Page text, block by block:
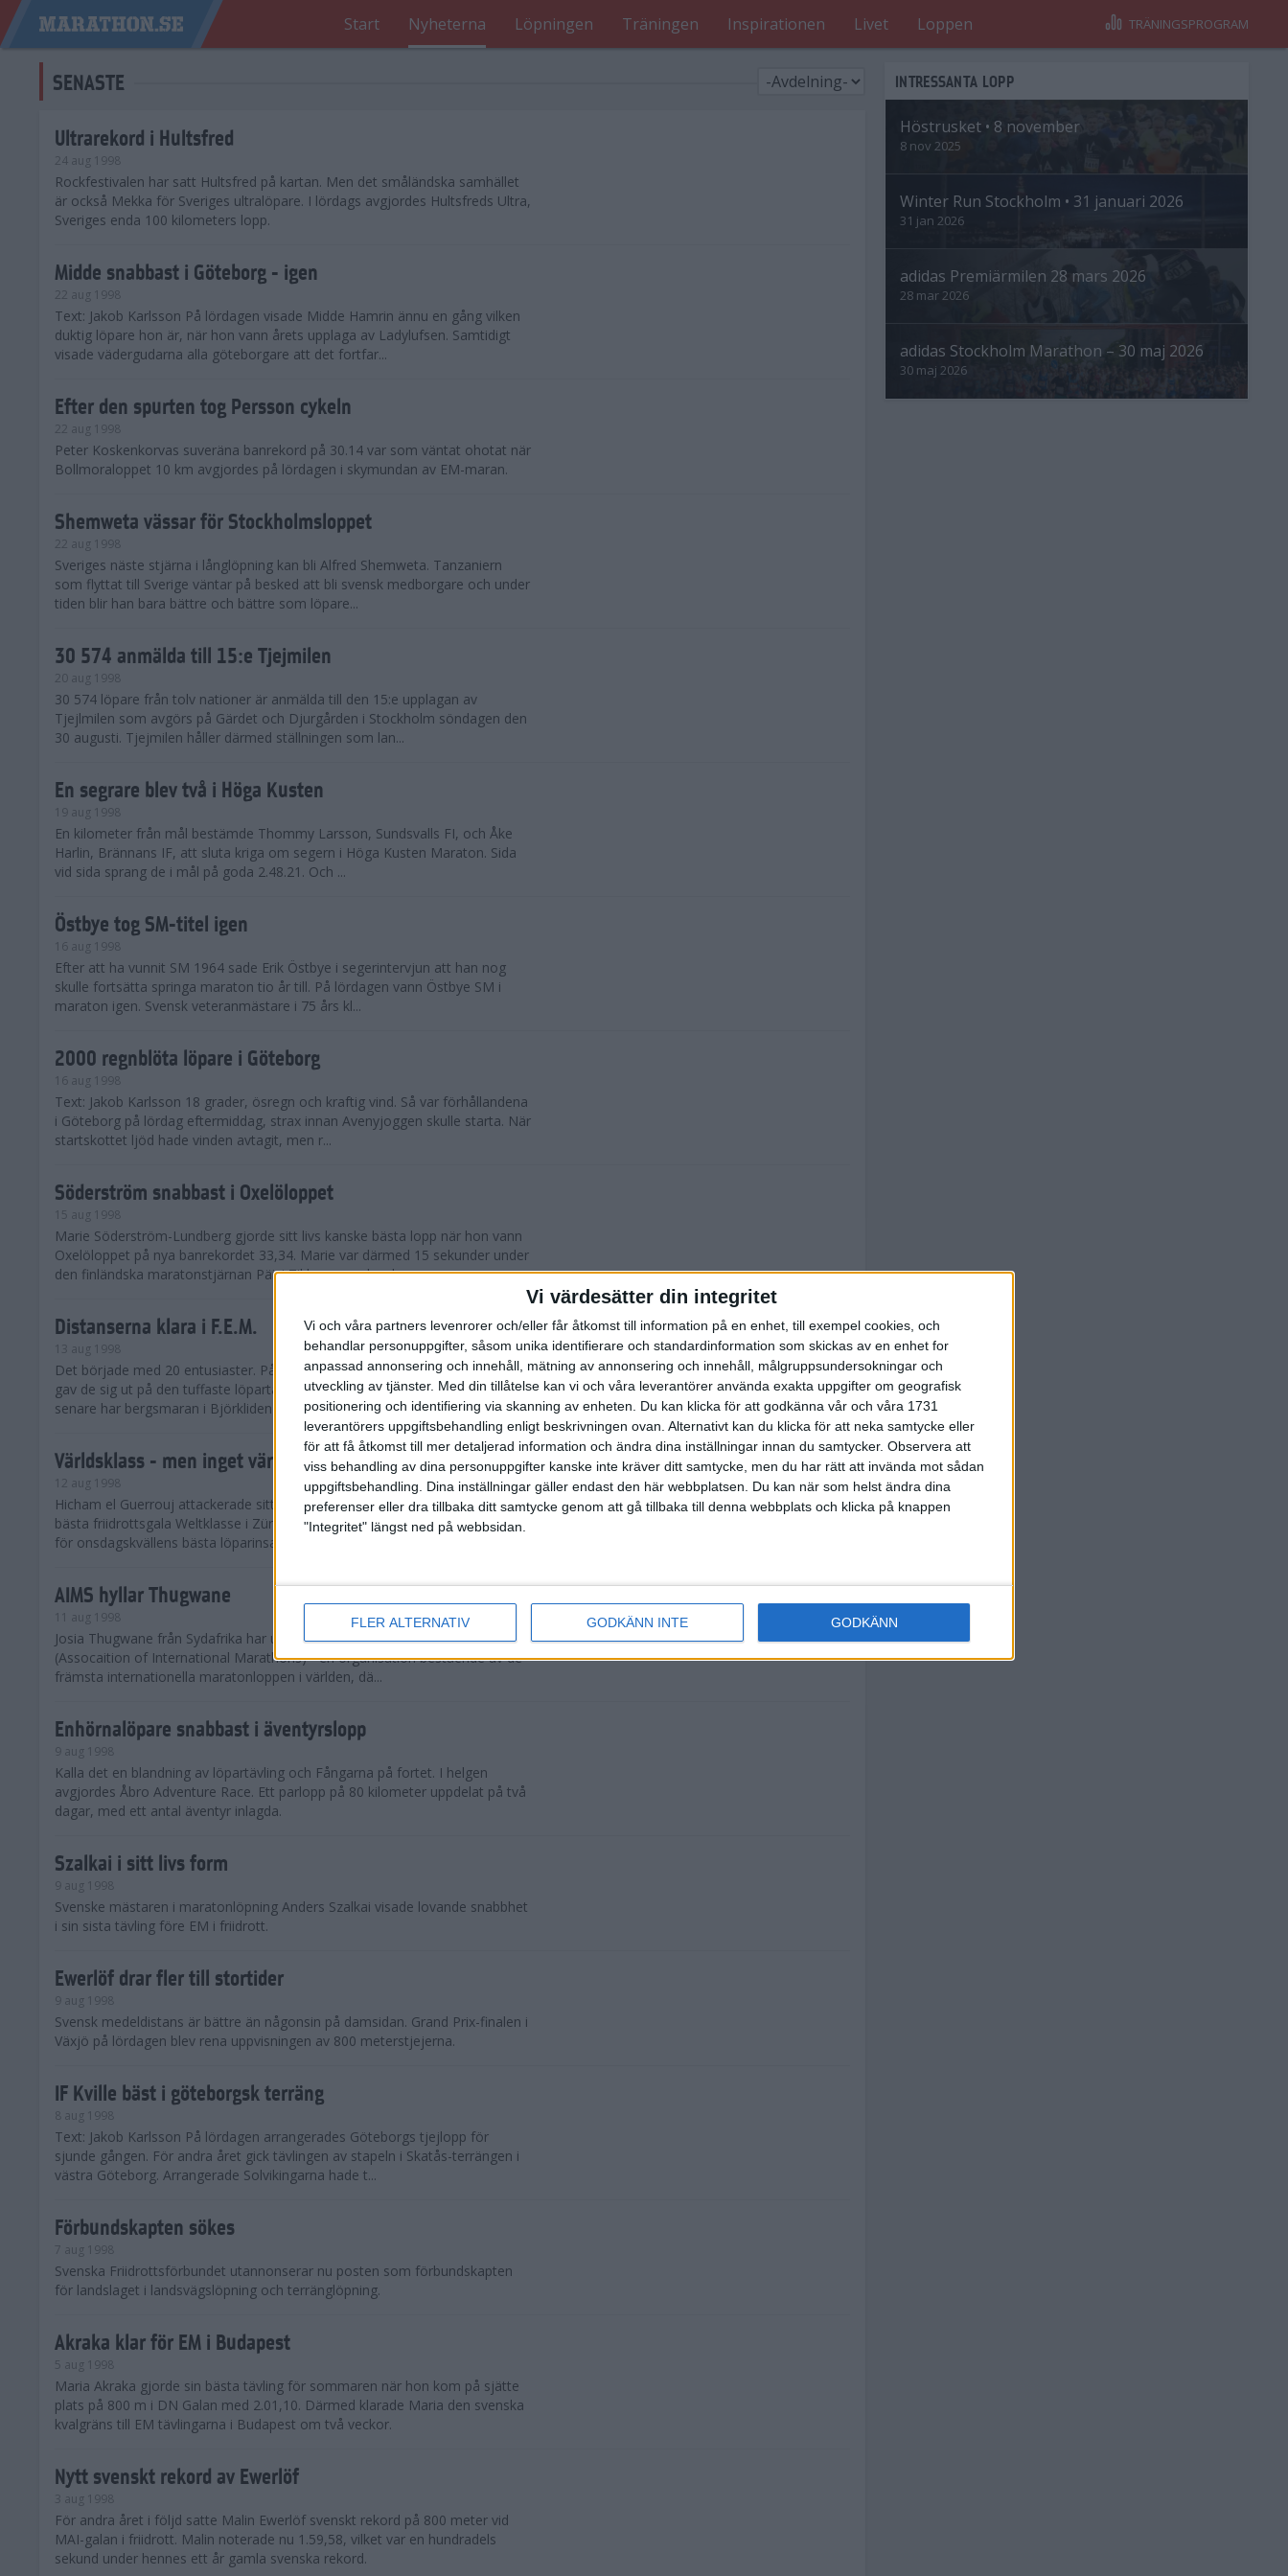
Vi värdesätter din integritet
Vi och våra partners levenrorer och/eller får åtkomst till information på en enhet, till exempel cookies, och
behandlar personuppgifter, såsom unika identifierare och standardinformation som skickas av en enhet for
anpassad annonsering och innehåll, mätning av annonsering och innehåll, målgruppsundersokningar och
utveckling av tjänster. Med din tillåtelse kan vi och våra leverantörer använda exakta uppgifter om geografisk
positionering och identifiering via skanning av enheten. Du kan klicka för att godkänna vår och våra 1731
leverantörers uppgiftsbehandling enligt beskrivningen ovan. Alternativt kan du klicka för att neka samtycke eller
för att få åtkomst till mer detaljerad information och ändra dina inställningar innan du samtycker. Observera att
viss behandling av dina personuppgifter kanske inte kräver ditt samtycke, men du har rätt att invända mot sådan
uppgiftsbehandling. Dina inställningar gäller endast den här webbplatsen. Du kan när som helst ändra dina
preferenser eller dra tillbaka ditt samtycke genom att gå tillbaka till denna webbplats och klicka på knappen
"Integritet" längst ned på webbsidan.
FLER ALTERNATIV GODKÄNN INTE GODKÄNN
Start Nyheterna Löpningen Träningen Inspirationen Livet Loppen TRÄNINGSPROGRAM
SENASTE
Ultrarekord i Hultsfred
24 aug 1998
Rockfestivalen har satt Hultsfred på kartan. Men det småländska samhället
är också Mekka för Sveriges ultralöpare. I lördags avgjordes Hultsfreds Ultra,
Sveriges enda 100 kilometers lopp.
Midde snabbast i Göteborg - igen
22 aug 1998
Text: Jakob Karlsson På lördagen visade Midde Hamrin ännu en gång vilken
duktig löpare hon är, när hon vann årets upplaga av Ladylufsen. Samtidigt
visade vädergudarna alla göteborgare att det fortfar...
Efter den spurten tog Persson cykeln
22 aug 1998
Peter Koskenkorvas suveräna banrekord på 30.14 var som väntat ohotat när
Bollmoraloppet 10 km avgjordes på lördagen i skymundan av EM-maran.
Shemweta vässar för Stockholmsloppet
22 aug 1998
Sveriges näste stjärna i långlöpning kan bli Alfred Shemweta. Tanzaniern
som flyttat till Sverige väntar på besked att bli svensk medborgare och under
tiden blir han bara bättre och bättre som löpare...
30 574 anmälda till 15:e Tjejmilen
20 aug 1998
30 574 löpare från tolv nationer är anmälda till den 15:e upplagan av
Tjejlmilen som avgörs på Gärdet och Djurgården i Stockholm söndagen den
30 augusti. Tjejmilen håller därmed ställningen som lan...
En segrare blev två i Höga Kusten
19 aug 1998
En kilometer från mål bestämde Thommy Larsson, Sundsvalls FI, och Åke
Harlin, Brännans IF, att sluta kriga om segern i Höga Kusten Maraton. Sida
vid sida sprang de i mål på goda 2.48.21. Och ...
Östbye tog SM-titel igen
16 aug 1998
Efter att ha vunnit SM 1964 sade Erik Östbye i segerintervjun att han nog
skulle fortsätta springa maraton tio år till. På lördagen vann Östbye SM i
maraton igen. Svensk veteranmästare i 75 års kl...
2000 regnblöta löpare i Göteborg
16 aug 1998
Text: Jakob Karlsson 18 grader, ösregn och kraftig vind. Så var förhållandena
i Göteborg på lördag eftermiddag, strax innan Avenyjoggen skulle starta. När
startskottet ljöd hade vinden avtagit, men r...
Söderström snabbast i Oxelöloppet
15 aug 1998
Marie Söderström-Lundberg gjorde sitt livs kanske bästa lopp när hon vann
Oxelöloppet på nya banrekordet 33,34. Marie var därmed 15 sekunder under
den finländska maratonstjärnan Päivi Tikkanens rekord...
Distanserna klara i F.E.M.
13 aug 1998
Det började med 20 entusiaster. Påhejade av intiativtagaren Erik Ahlström
gav de sig ut på den tuffaste löpartävlingen som ordnats i Sverige. Fyra år
senare har bergsmaran i Björkliden blivit stor...
Världsklass - men inget världsrekord
12 aug 1998
Hicham el Guerrouj attackerade sitt eget färska världsrekord vid världens
bästa friidrottsgala Weltklasse i Zürich. Den elegante marockanen svarade
för onsdagskvällens bästa löparinsats när han överl...
AIMS hyllar Thugwane
11 aug 1998
Josia Thugwane från Sydafrika har utsetts till årets långlöpare av AIMS
(Assocaition of International Marathons) - en organisation bestående av de
främsta internationella maratonloppen i världen, dä...
Enhörnalöpare snabbast i äventyrslopp
9 aug 1998
Kalla det en blandning av löpartävling och Fångarna på fortet. I helgen
avgjordes Åbro Adventure Race. Ett parlopp på 80 kilometer uppdelat på två
dagar, med ett antal äventyr inlagda.
Szalkai i sitt livs form
9 aug 1998
Svenske mästaren i maratonlöpning Anders Szalkai visade lovande snabbhet
i sin sista tävling före EM i friidrott.
Ewerlöf drar fler till stortider
9 aug 1998
Svensk medeldistans är bättre än någonsin på damsidan. Grand Prix-finalen i
Växjö på lördagen blev rena uppvisningen av 800 meterstjejerna.
IF Kville bäst i göteborgsk terräng
8 aug 1998
Text: Jakob Karlsson På lördagen arrangerades Göteborgs tjejlopp för
sjunde gången. För andra året gick tävlingen av stapeln i Skatås-terrängen i
västra Göteborg. Arrangerade Solvikingarna hade t...
Förbundskapten sökes
7 aug 1998
Svenska Friidrottsförbundet utannonserar nu posten som förbundskapten
för landslaget i landsvägslöpning och terränglöpning.
Akraka klar för EM i Budapest
5 aug 1998
Maria Akraka gjorde sin bästa tävling för sommaren när hon kom på sjätte
plats på 800 m i DN Galan med 2.01,10. Därmed klarade Maria den svenska
kvalgräns till EM tävlingarna i Budapest om två veckor.
Nytt svenskt rekord av Ewerlöf
3 aug 1998
För andra året i följd satte Malin Ewerlöf svenskt rekord på 800 meter vid
MAI-galan i friidrott. Malin noterade nu 1.59,58, vilket var en hundradels
sekund under hennes ett år gamla svenska rekord.
INTRESSANTA LOPP
Höstrusket • 8 november
8 nov 2025
Winter Run Stockholm • 31 januari 2026
31 jan 2026
adidas Premiärmilen 28 mars 2026
28 mar 2026
adidas Stockholm Marathon – 30 maj 2026
30 maj 2026